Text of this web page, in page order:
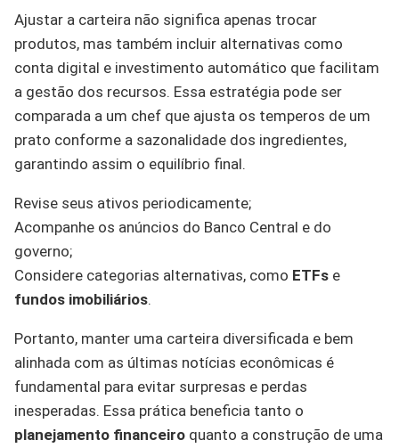
Ajustar a carteira não significa apenas trocar
produtos, mas também incluir alternativas como
conta digital e investimento automático que facilitam
a gestão dos recursos. Essa estratégia pode ser
comparada a um chef que ajusta os temperos de um
prato conforme a sazonalidade dos ingredientes,
garantindo assim o equilíbrio final.
Revise seus ativos periodicamente;
Acompanhe os anúncios do Banco Central e do
governo;
Considere categorias alternativas, como ETFs e
fundos imobiliários.
Portanto, manter uma carteira diversificada e bem
alinhada com as últimas notícias econômicas é
fundamental para evitar surpresas e perdas
inesperadas. Essa prática beneficia tanto o
planejamento financeiro quanto a construção de uma